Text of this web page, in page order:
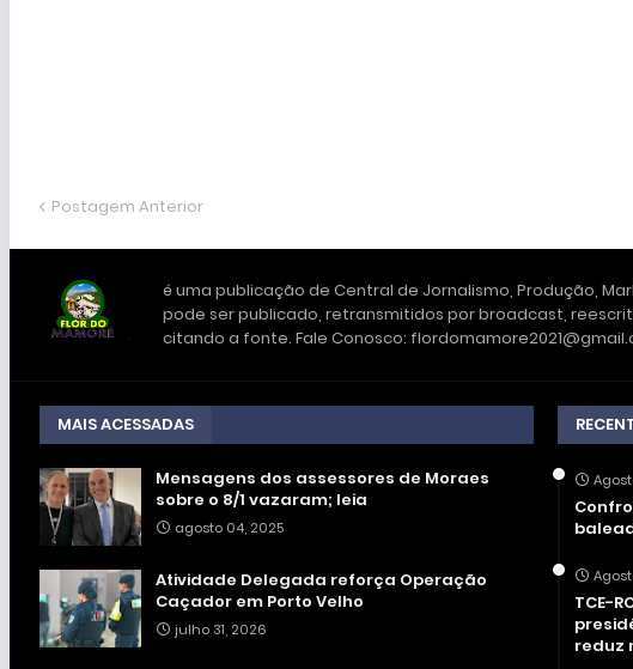
Postagem Anterior
é uma publicação de Central de Jornalismo, Produção,
pode ser publicado, retransmitidos por broadcast,
citando a fonte. Fale Conosco:
MAIS ACESSADAS
Mensagens dos assessores de Moraes
sobre o 8/1 vazaram; leia
agosto 04, 2025
Atividade Delegada reforça Operação
Caçador em Porto Velho
julho 31, 2026
TCE-
reduz